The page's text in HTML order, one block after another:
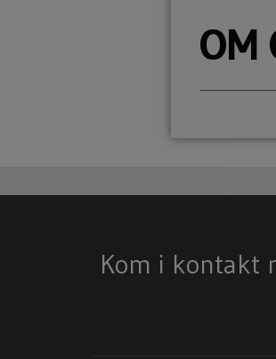
OM
Kom i kontakt